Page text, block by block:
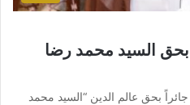
السيد محمد رضا
بحق عالم الدين “السيد محمد